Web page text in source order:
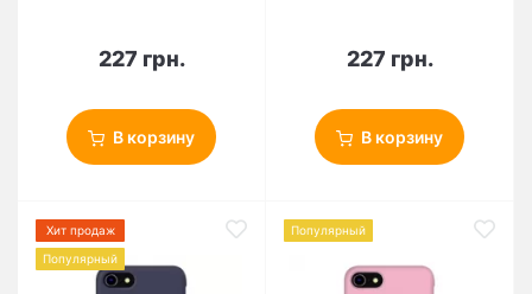
227 грн.
В корзину
227 грн.
В корзину
Хит продаж
Популярный
Популярный